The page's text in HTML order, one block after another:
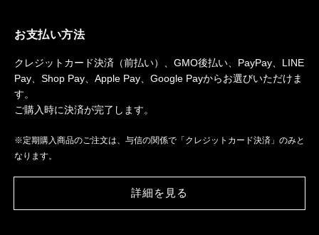
お支払い方法
クレジットカード決済（前払い）、GMO後払い、PayPay、LINE
Pay、Shop Pay、Apple Pay、Google Payからお選びいただけま
す。
ご購入時に決済が完了します。
※定期購入商品のご注文は、与信の関係で「クレジットカード決済」のみと
なります。
詳細を見る